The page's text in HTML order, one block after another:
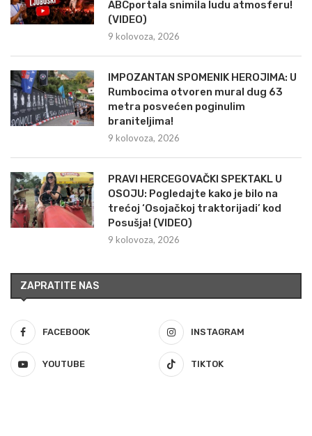
ABCportala snimila ludu atmosferu!
(VIDEO)
9 kolovoza, 2026
IMPOZANTAN SPOMENIK HEROJIMA: U
Rumbocima otvoren mural dug 63
metra posvećen poginulim
braniteljima!
9 kolovoza, 2026
PRAVI HERCEGOVAČKI SPEKTAKL U
OSOJU: Pogledajte kako je bilo na
trećoj ‘Osojačkoj traktorijadi’ kod
Posušja! (VIDEO)
9 kolovoza, 2026
ZAPRATITE NAS
FACEBOOK INSTAGRAM
YOUTUBE TIKTOK